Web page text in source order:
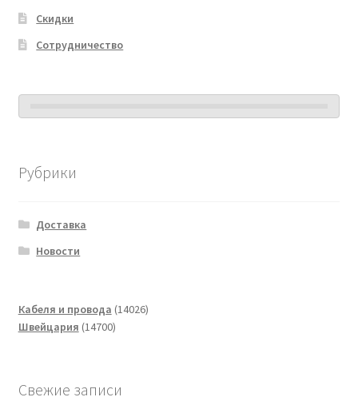
Скидки
Сотрудничество
Рубрики
Доставка
Новости
Кабеля и провода 1402614026
Швейцария 1470014700
Свежие записи